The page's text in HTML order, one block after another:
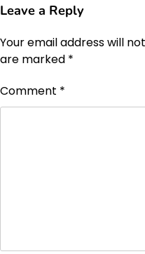
Leave a Reply
Your email address will
are marked *
Comment *